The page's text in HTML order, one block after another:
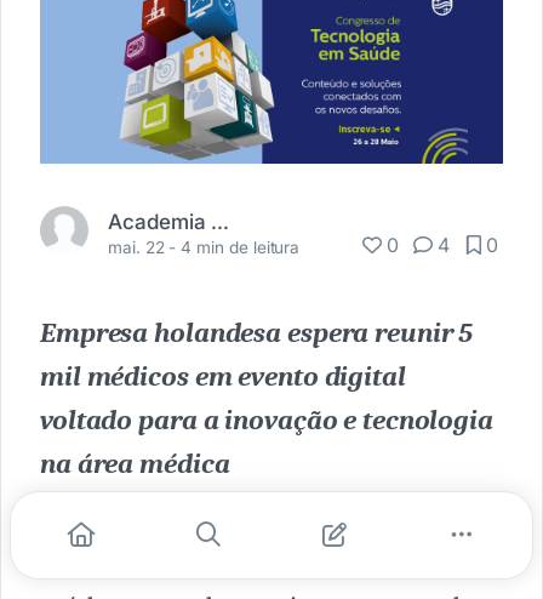
Academia Médica
mai. 22 -4 min de leitura 0 4 0
Empresa holandesa espera reunir 5
mil médicos em evento digital
voltado para a inovação e tecnologia
na área médica
São Paulo, maio de 2020–